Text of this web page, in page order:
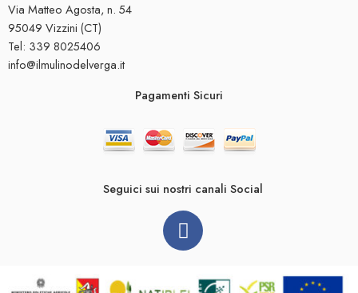
Via Matteo Agosta, n. 54
95049 Vizzini (CT)
Tel: 339 8025406
info@ilmulinodelverga.it
Pagamenti Sicuri
Seguici sui nostri canali Social